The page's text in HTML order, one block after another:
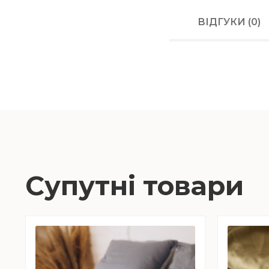
ВІДГУКИ (0)
Супутні товари
Цей
товар
має
Цей
товар
має